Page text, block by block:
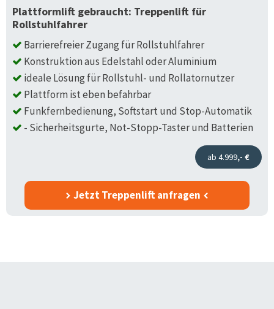
Plattformlift gebraucht: Treppenlift für
Rollstuhlfahrer
Barrierefreier Zugang für Rollstuhlfahrer
Konstruktion aus Edelstahl oder Aluminium
ideale Lösung für Rollstuhl- und Rollatornutzer
Plattform ist eben befahrbar
Funkfernbedienung, Softstart und Stop-Automatik
- Sicherheitsgurte, Not-Stopp-Taster und Batterien
ab 4.999,- €
Jetzt Treppenlift anfragen